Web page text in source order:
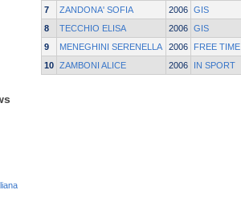
7
ZANDONA' SOFIA 2006 GIS
8
TECCHIO ELISA 2006 GIS
9
MENEGHINI SERENELLA 2006 FREE TIME
10 ZAMBONI ALICE 2006 IN SPORT